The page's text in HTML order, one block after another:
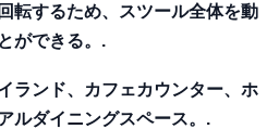
転するため、スツール全体を動
ができる。.
ランド、カフェカウンター、ホ
ルダイニングスペース。.